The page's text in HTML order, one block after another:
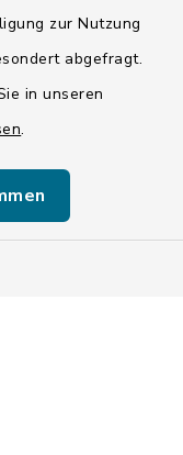
zur Nutzung
abgefragt.
in unseren
.